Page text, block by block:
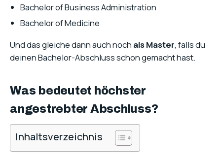
Bachelor of Business Administration
Bachelor of Medicine
Und das gleiche dann auch noch als Master, falls du
deinen Bachelor-Abschluss schon gemacht hast.
Was bedeutet höchster
angestrebter Abschluss?
Inhaltsverzeichnis